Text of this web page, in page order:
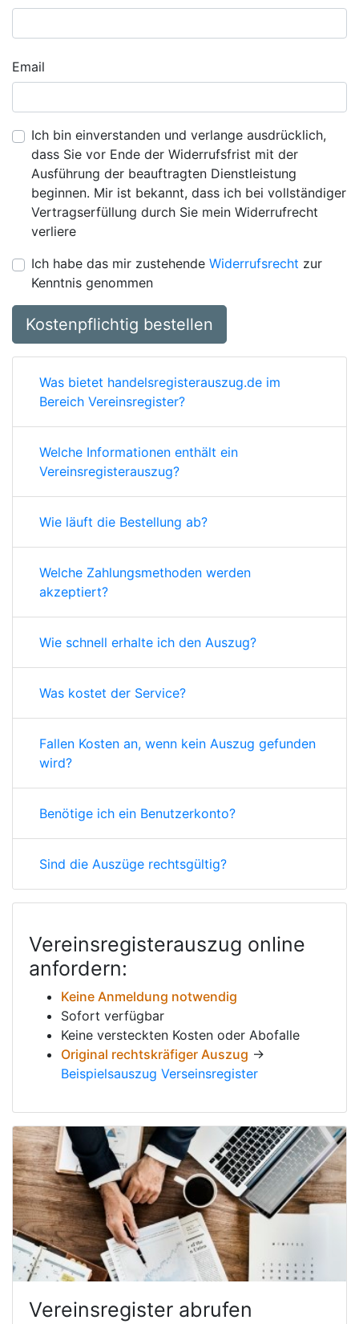
Email
Ich bin einverstanden und verlange ausdrücklich,
dass Sie vor Ende der Widerrufsfrist mit der
Ausführung der beauftragten Dienstleistung
beginnen. Mir ist bekannt, dass ich bei vollständiger
Vertragserfüllung durch Sie mein Widerrufrecht
verliere
Ich habe das mir zustehende Widerrufsrecht zur
Kenntnis genommen
Kostenpflichtig bestellen
Was bietet handelsregisterauszug.de im
Bereich Vereinsregister?
Welche Informationen enthält ein
Vereinsregisterauszug?
Wie läuft die Bestellung ab?
Welche Zahlungsmethoden werden
akzeptiert?
Wie schnell erhalte ich den Auszug?
Was kostet der Service?
Fallen Kosten an, wenn kein Auszug gefunden
wird?
Benötige ich ein Benutzerkonto?
Sind die Auszüge rechtsgültig?
Vereinsregisterauszug online
anfordern:
Keine Anmeldung notwendig
Sofort verfügbar
Keine versteckten Kosten oder Abofalle
Original rechtskräfiger Auszug →
Beispielsauszug Verseinsregister
Vereinsregister abrufen